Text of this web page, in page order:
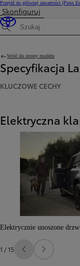
Przejdź do głównej zawartości (Press
Skonfiguruj
Wyszukaj dane
Wróć do strony modelu
Specyfikacja
KLUCZOWE CECHY
Elektryczna
Elektrycznie unoszone
1 / 15 PoprzedniNastępny